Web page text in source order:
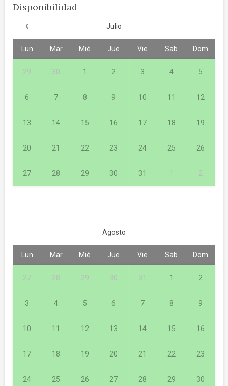
Disponibilidad
‹ Julio
Lun Mar Mié Jue Vie Sab Dom
29 30 1 2 3 4 5
6 7 8 9 10 11 12
13 14 15 16 17 18 19
20 21 22 23 24 25 26
27 28 29 30 31 1 2
Agosto
Lun Mar Mié Jue Vie Sab Dom
27 28 29 30 31 1 2
3 4 5 6 7 8 9
10 11 12 13 14 15 16
17 18 19 20 21 22 23
24 25 26 27 28 29 30